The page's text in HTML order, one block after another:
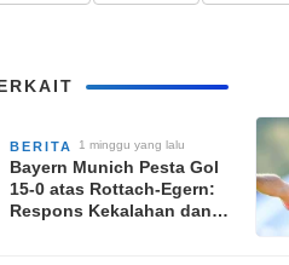
BERITA 1 minggu yang lalu
Bayern Munich Pesta Gol
15-0 atas Rottach-Egern:
Respons Kekalahan dan